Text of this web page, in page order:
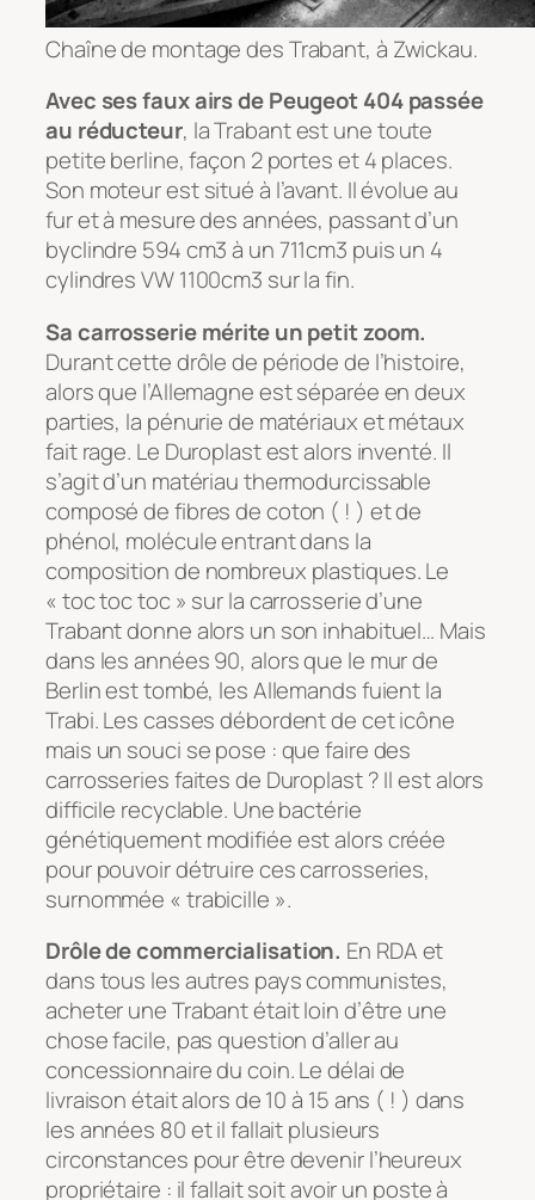
Chaîne de montage des Trabant, à Zwickau.
Avec ses faux airs de Peugeot 404 passée
au réducteur, la Trabant est une toute
petite berline, façon 2 portes et 4 places.
Son moteur est situé à l’avant. Il évolue au
fur et à mesure des années, passant d’un
byclindre 594 cm3 à un 711cm3 puis un 4
cylindres VW 1100cm3 sur la fin.
Sa carrosserie mérite un petit zoom.
Durant cette drôle de période de l’histoire,
alors que l’Allemagne est séparée en deux
parties, la pénurie de matériaux et métaux
fait rage. Le Duroplast est alors inventé. Il
s’agit d’un matériau thermodurcissable
composé de fibres de coton ( ! ) et de
phénol, molécule entrant dans la
composition de nombreux plastiques. Le
« toc toc toc » sur la carrosserie d’une
Trabant donne alors un son inhabituel… Mais
dans les années 90, alors que le mur de
Berlin est tombé, les Allemands fuient la
Trabi. Les casses débordent de cet icône
mais un souci se pose : que faire des
carrosseries faites de Duroplast ? Il est alors
difficile recyclable. Une bactérie
génétiquement modifiée est alors créée
pour pouvoir détruire ces carrosseries,
surnommée « trabicille ».
Drôle de commercialisation. En RDA et
dans tous les autres pays communistes,
acheter une Trabant était loin d’être une
chose facile, pas question d’aller au
concessionnaire du coin. Le délai de
livraison était alors de 10 à 15 ans ( ! ) dans
les années 80 et il fallait plusieurs
circonstances pour être devenir l’heureux
propriétaire : il fallait soit avoir un poste à